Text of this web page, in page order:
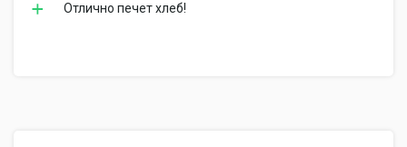
Отлично печет хлеб!